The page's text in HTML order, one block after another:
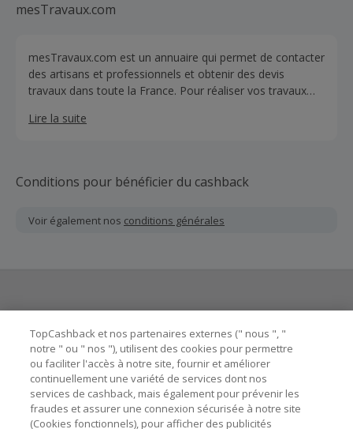
mesTravaux.com
mesTravaux.com est un annuaire qui permet de contacter
des artisans et professionnels et obtenir des devis
travaux dans toute la France. Pour réaliser vos travaux
un artisan ou professionnel qualifié, c'est pourquoi vous
des artisans et professionnels du bâtiment en ligne dans
tous les domaines des travaux (réparations, dépannages,
Lire la suite
Conditions pour bénéficier du cashback
Voir également nos conditions générales
Astuces pour économiser
A propos de
TopCashback et nos partenaires externes (" nous ", "
notre " ou " nos "), utilisent des cookies pour permettre
ou faciliter l'accès à notre site, fournir et améliorer
continuellement une variété de services dont nos
services de cashback, mais également pour prévenir les
fraudes et assurer une connexion sécurisée à notre site
(Cookies fonctionnels), pour afficher des publicités